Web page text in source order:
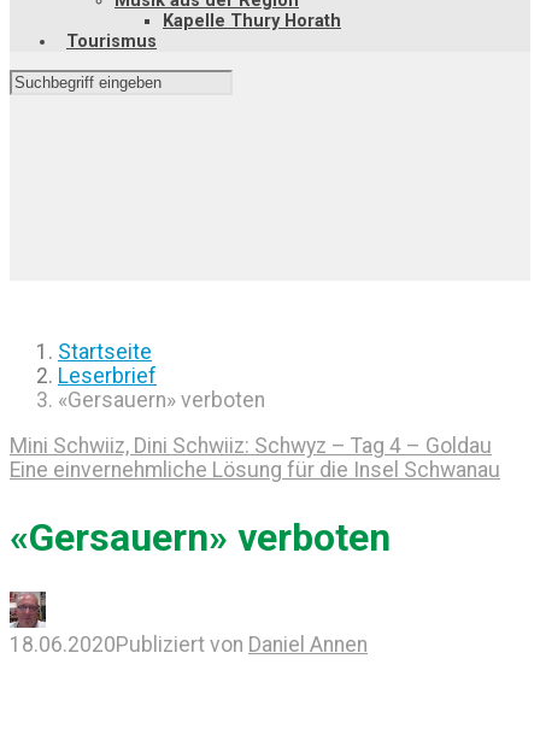
Kapelle Thury Horath
Tourismus
Startseite
Leserbrief
«Gersauern» verboten
Mini Schwiiz, Dini Schwiiz: Schwyz – Tag 4 – Goldau
Eine einvernehmliche Lösung für die Insel Schwanau
«Gersauern» verboten
18.06.2020Publiziert von Daniel Annen